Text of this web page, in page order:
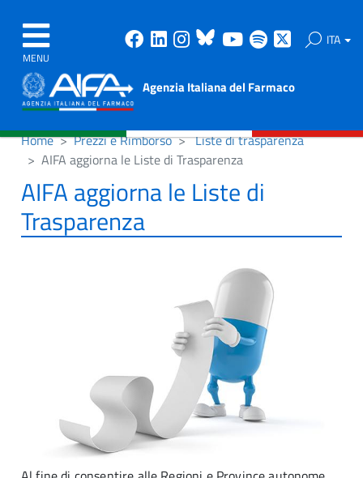
MENU
Facebook
Linkedin
Instagram
Bluesky
Youtube
Spotify ITA
Agenzia Italiana del Farmaco
Home Prezzi e Rimborso
Liste di trasparenza
AIFA aggiorna le Liste di Trasparenza
AIFA aggiorna le Liste di
Trasparenza